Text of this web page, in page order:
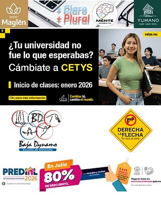
+ Claro
+ Plural